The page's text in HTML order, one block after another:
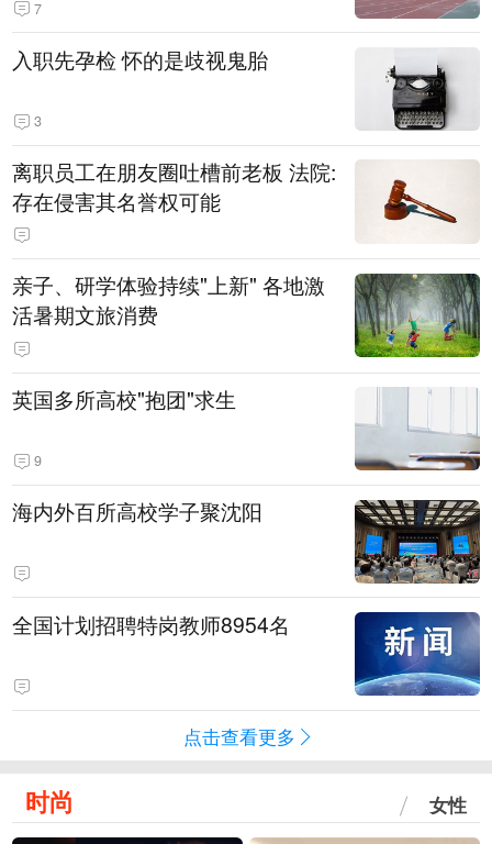
7
入职先孕检 怀的是歧视鬼胎
3
离职员工在朋友圈吐槽前老板 法院:
存在侵害其名誉权可能
亲子、研学体验持续"上新" 各地激
活暑期文旅消费
英国多所高校"抱团"求生
9
海内外百所高校学子聚沈阳
全国计划招聘特岗教师8954名
点击查看更多
时尚 女性